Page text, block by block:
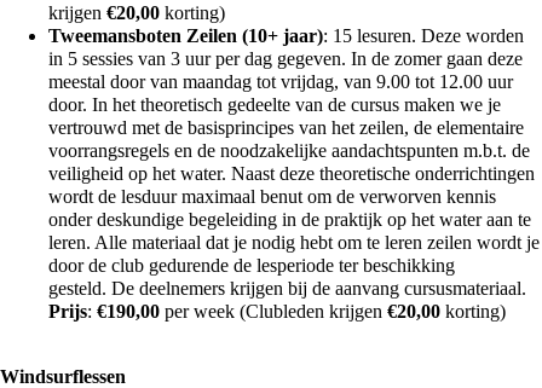
krijgen €20,00 korting)
Tweemansboten Zeilen (10+ jaar): 15 lesuren. Deze worden
in 5 sessies van 3 uur per dag gegeven. In de zomer gaan deze
meestal door van maandag tot vrijdag, van 9.00 tot 12.00 uur
door. In het theoretisch gedeelte van de cursus maken we je
vertrouwd met de basisprincipes van het zeilen, de elementaire
voorrangsregels en de noodzakelijke aandachtspunten m.b.t. de
veiligheid op het water. Naast deze theoretische onderrichtingen
wordt de lesduur maximaal benut om de verworven kennis
onder deskundige begeleiding in de praktijk op het water aan te
leren. Alle materiaal dat je nodig hebt om te leren zeilen wordt je
door de club gedurende de lesperiode ter beschikking
gesteld. De deelnemers krijgen bij de aanvang cursusmateriaal.
Prijs: €190,00 per week (Clubleden krijgen €20,00 korting)
Windsurflessen